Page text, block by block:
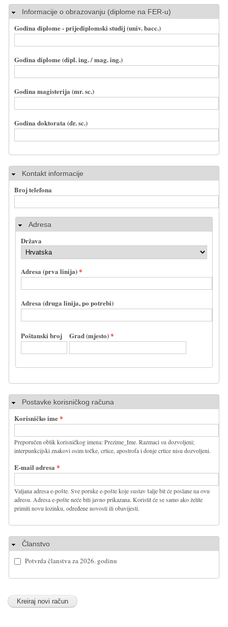
SakrijInformacije o obrazovanju (diplome na FER-u)
Godina diplome - prijediplomski studij (univ. bacc.)
Godina diplome (dipl. ing. / mag. ing.)
Godina magisterija (mr. sc.)
Godina doktorata (dr. sc.)
SakrijKontakt informacije
Broj telefona
Adresa
Država
Adresa (prva linija)*
Adresa (druga linija, po potrebi)
Poštanski broj Grad (mjesto)*
SakrijPostavke korisničkog računa
Korisničko ime*
Preporučen oblik korisničkog imena: Prezime_Ime. Razmaci su dozvoljeni;
interpunkcijski znakovi osim točke, crtice, apostrofa i donje crtice nisu dozvoljeni.
E-mail adresa *
Valjana adresa e-pošte. Sve poruke e-pošte koje sustav šalje bit će poslane na ovu
adresu. Adresa e-pošte neće biti javno prikazana. Koristit će se samo ako želite
primiti novu lozinku, određene novosti ili obavijesti.
Sakrij
Članstvo
Potvrda članstva za 2026. godinu